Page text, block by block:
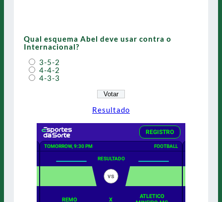
Qual esquema Abel deve usar contra o
Internacional?
3-5-2
4-4-2
4-3-3
Resultado